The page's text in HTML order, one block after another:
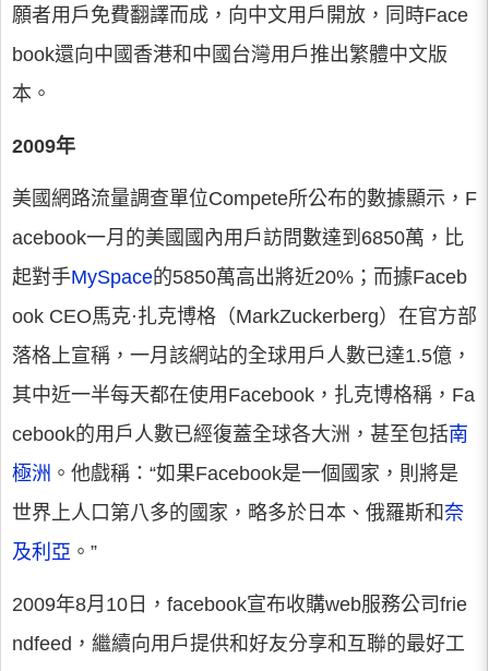
願者用戶免費翻譯而成，向中文用戶開放，同時Face
book還向中國香港和中國台灣用戶推出繁體中文版
本。
2009年
美國網路流量調查單位Compete所公布的數據顯示，F
acebook一月的美國國內用戶訪問數達到6850萬，比
起對手MySpace的5850萬高出將近20%；而據Faceb
ook CEO馬克·扎克博格（MarkZuckerberg）在官方部
落格上宣稱，一月該網站的全球用戶人數已達1.5億，
其中近一半每天都在使用Facebook，扎克博格稱，Fa
cebook的用戶人數已經復蓋全球各大洲，甚至包括南
極洲 。他戲稱：“如果Facebook是一個國家，則將是
世界上人口第八多的國家，略多於日本、俄羅斯和奈
及利亞 。”
2009年8月10日，facebook宣布收購web服務公司frie
ndfeed，繼續向用戶提供和好友分享和互聯的最好工